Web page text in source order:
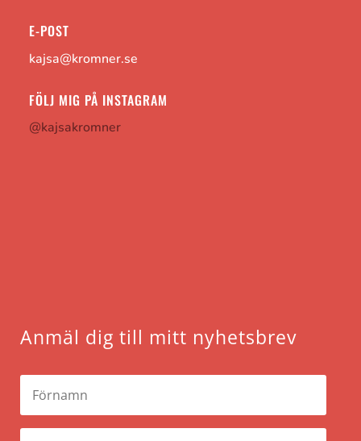
E-POST
kajsa@kromner.se
FÖLJ MIG PÅ INSTAGRAM
@kajsakromner
Anmäl dig till mitt nyhetsbrev